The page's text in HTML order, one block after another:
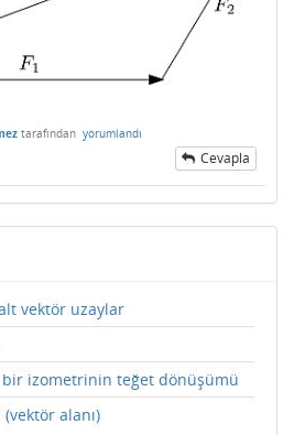
tarafından yorumlandı
Cevapla
vektör uzaylar
izometrinin teğet dönüşümü
alanı)